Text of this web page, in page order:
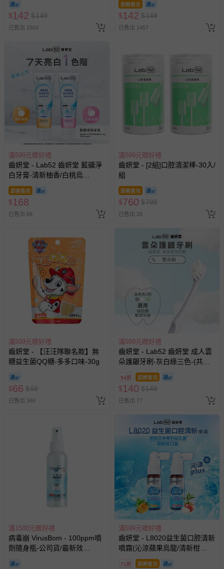
$142 $149
已售出 1503
即將售完
$142 $149
已售出 1457
滿599元贈好禮
齒妍堂 - Lab52 齒妍堂 藍礦淨
白牙膏-清新柚香/白桃烏
龍-110g
即將售完
$168
已售出 66
滿599元贈好禮
齒妍堂 - [2組]口腔清潔棒-30入/
組
即將售完
$760 $798
已售出 26
滿599元贈好禮
齒妍堂 - 【汪汪隊聯名款】無
糖益生菌QQ糖-多多口味-30g
$66 $69
已售出 366
滿599元贈好禮
齒妍堂 - Lab52 齒妍堂 成人雲
朵護齦牙刷-灰白綠三色-(共三
94折 即將售完
$140 $149
已售出 77
滿1500元贈好禮
病毒崩 VirusBom - 100ppm噴
劑隨身瓶-公司貨/最新效
滿599元贈好禮
齒妍堂 - L8020益生菌口腔清新
噴霧(沁涼蘋果烏龍/清新柑
橘)-20mL
71折 即將售完